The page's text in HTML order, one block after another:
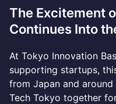
The Excitement
Continues Into
At Tokyo Innovation
supporting startups,
from Japan and
Tech Tokyo together